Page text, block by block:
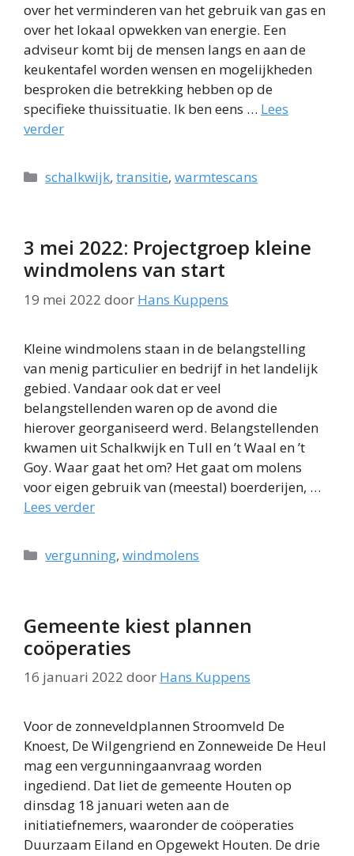
over het verminderen van het gebruik van gas en
over het lokaal opwekken van energie. Een
adviseur komt bij de mensen langs en aan de
keukentafel worden wensen en mogelijkheden
besproken die betrekking hebben op de
specifieke thuissituatie. Ik ben eens … Lees
verder
Categorieën
schalkwijk,transitie,warmtescans
3 mei 2022: Projectgroep kleine
windmolens van start
19 mei 2022 door Hans Kuppens
Kleine windmolens staan in de belangstelling
van menig particulier en bedrijf in het landelijk
gebied. Vandaar ook dat er veel
belangstellenden waren op de avond die
hierover georganiseerd werd. Belangstellenden
kwamen uit Schalkwijk en Tull en ’t Waal en ’t
Goy. Waar gaat het om? Het gaat om molens
voor eigen gebruik van (meestal) boerderijen, …
Lees verder
Categorieën
vergunning,windmolens
Gemeente kiest plannen
coöperaties
16 januari 2022 door Hans Kuppens
Voor de zonneveldplannen Stroomveld De
Knoest, De Wilgengriend en Zonneweide De Heul
mag een vergunningaanvraag worden
ingediend. Dat liet de gemeente Houten op
dinsdag 18 januari weten aan de
initiatiefnemers, waaronder de coöperaties
Duurzaam Eiland en Opgewekt Houten. De drie